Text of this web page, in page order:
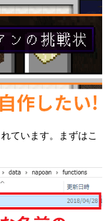
ています。まずはこ